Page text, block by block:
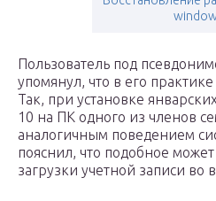
Пользователь под
упомянул, что в его
Так, при установке
10 на ПК одного из членов
аналогичным поведением
пояснил, что подобное
загрузки учетной записи